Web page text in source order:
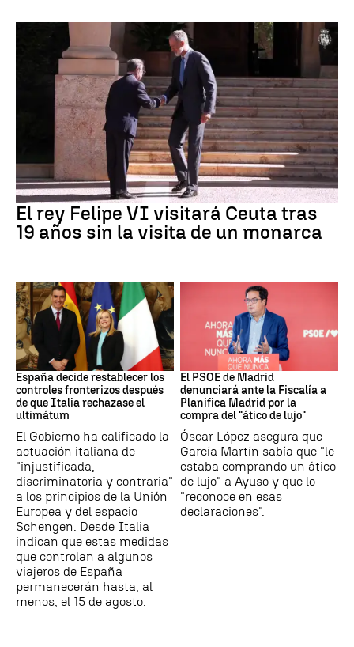
Crisis Migratoria
El rey Felipe VI visitará Ceuta tras
19 años sin la visita de un monarca
CRISIS MIGRATORIA
España decide restablecer los
controles fronterizos después
de que Italia rechazase el
ultimátum
El Gobierno ha calificado la
actuación italiana de
"injustificada,
discriminatoria y contraria"
a los principios de la Unión
Europea y del espacio
Schengen. Desde Italia
indican que estas medidas
que controlan a algunos
viajeros de España
permanecerán hasta, al
menos, el 15 de agosto.
PSOE MADRID
El PSOE de Madrid
denunciará ante la Fiscalía a
Planifica Madrid por la
compra del "ático de lujo"
Óscar López asegura que
García Martín sabía que "le
estaba comprando un ático
de lujo" a Ayuso y que lo
"reconoce en esas
declaraciones".